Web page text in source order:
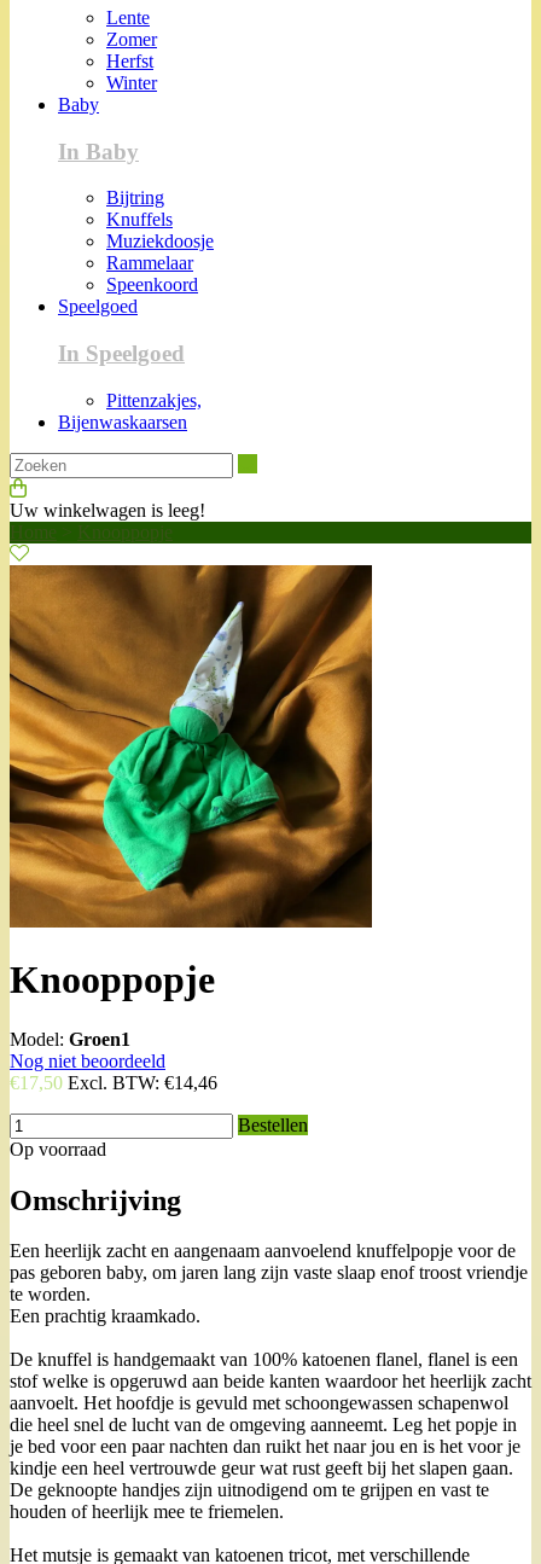
Lente
Zomer
Herfst
Winter
Baby
In Baby
Bijtring
Knuffels
Muziekdoosje
Rammelaar
Speenkoord
Speelgoed
In Speelgoed
Pittenzakjes,
Bijenwaskaarsen
Uw winkelwagen is leeg!
Home
Knooppopje
Knooppopje
Model: Groen1
Nog niet beoordeeld
€17,50 Excl. BTW: €14,46
Bestellen
Op voorraad
Omschrijving
Een heerlijk zacht en aangenaam aanvoelend knuffelpopje voor de
pas geboren baby, om jaren lang zijn vaste slaap enof troost vriendje
te worden.
Een prachtig kraamkado.
De knuffel is handgemaakt van 100% katoenen flanel, flanel is een
stof welke is opgeruwd aan beide kanten waardoor het heerlijk zacht
aanvoelt. Het hoofdje is gevuld met schoongewassen schapenwol
die heel snel de lucht van de omgeving aanneemt. Leg het popje in
je bed voor een paar nachten dan ruikt het naar jou en is het voor je
kindje een heel vertrouwde geur wat rust geeft bij het slapen gaan.
De geknoopte handjes zijn uitnodigend om te grijpen en vast te
houden of heerlijk mee te friemelen.
Het mutsje is gemaakt van katoenen tricot, met verschillende